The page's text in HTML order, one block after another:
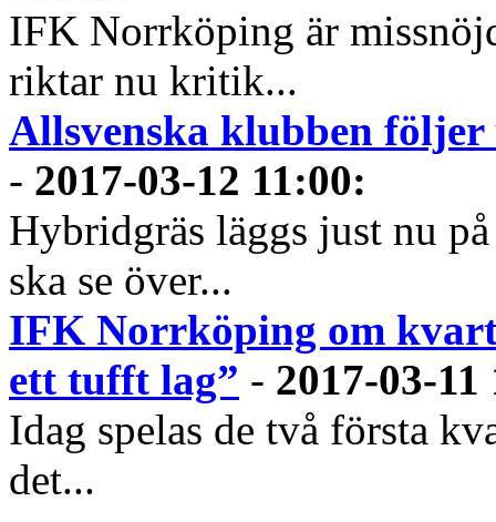
IFK Norrköping är
riktar nu kritik...
Allsvenska klubben
- 2017-03-12 11:00:
Hybridgräs läggs just nu
ska se över...
IFK Norrköping om
ett tufft lag” - 2017-03-11
Idag spelas de två första
det...